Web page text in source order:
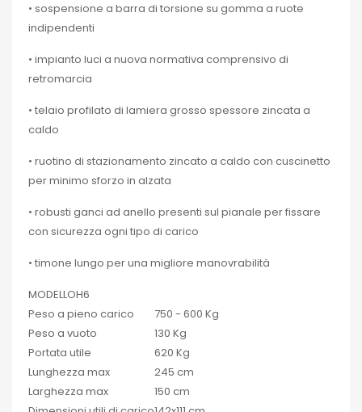
• sospensione a barra di torsione su gomma a ruote
indipendenti
• impianto luci a nuova normativa comprensivo di
retromarcia
• telaio profilato di lamiera grosso spessore zincata a
caldo
• ruotino di stazionamento zincato a caldo con cuscinetto
per minimo sforzo in alzata
• robusti ganci ad anello presenti sul pianale per fissare
con sicurezza ogni tipo di carico
• timone lungo per una migliore manovrabilità
MODELLOH6
Peso a pieno carico
750 - 600 Kg
Peso a vuoto
130 Kg
Portata utile
620 Kg
Lunghezza max
245 cm
Larghezza max
150 cm